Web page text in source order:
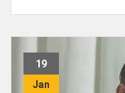
19
Jan